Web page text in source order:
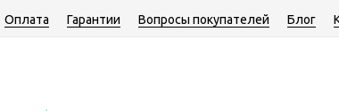
Оплата Гарантии Вопросы покупателей Блог